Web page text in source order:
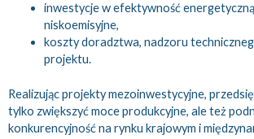
inwestycje w efektywność
niskoemisyjne,
koszty doradztwa, nadzoru
projektu.
Realizując projekty mezoinwestycyjne,
tylko zwiększyć moce produkcyjne, ale też
konkurencyjność na rynku krajowym i